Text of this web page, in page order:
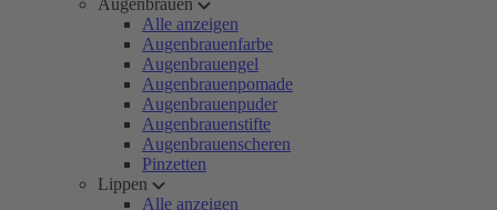
Augenbrauen
Alle anzeigen
Augenbrauenfarbe
Augenbrauengel
Augenbrauenpomade
Augenbrauenpuder
Augenbrauenstifte
Augenbrauenscheren
Pinzetten
Lippen
Alle anzeigen